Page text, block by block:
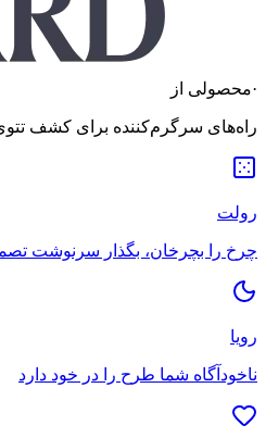
·محصولی از
راه‌های سرگرم‌کننده برای کشف
رولت
چرخ را بچرخان، بگذار سرنوشت
رویا
ناخودآگاه شما طرح را در خود دارد